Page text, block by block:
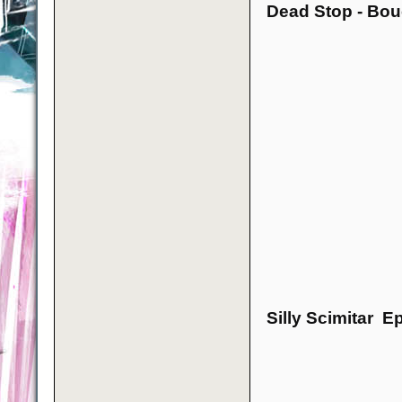
Dead Stop -
Silly Scimitar